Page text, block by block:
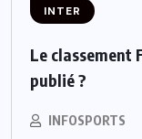
INTER
Le classement
publié ?
INFOSPORTS